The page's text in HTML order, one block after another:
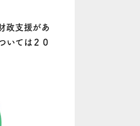
政支援があ
いては２０